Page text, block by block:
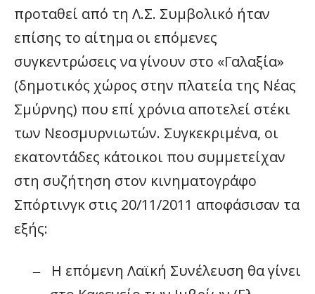
προταθεί από τη Λ.Σ. Συμβολικό ήταν
επίσης το αίτημα οι επόμενες
συγκεντρώσεις να γίνουν στο «Γαλαξία»
(δημοτικός χώρος στην πλατεία της Νέας
Σμύρνης) που επί χρόνια αποτελεί στέκι
των Νεοσμυρνιωτών. Συγκεκριμένα, οι
εκατοντάδες κάτοικοι που συμμετείχαν
στη συζήτηση στον κινηματογράφο
Σπόρτινγκ στις 20/11/2011 αποφάσισαν τα
εξής:
–
Η επόμενη Λαϊκή Συνέλευση θα γίνει